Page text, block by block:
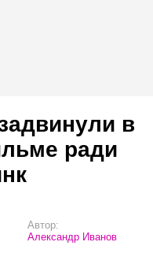
в
ради
Автор:
Александр Иванов